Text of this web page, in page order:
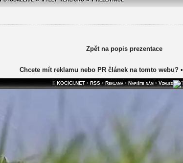
Zpět na popis prezentace
Chcete mít reklamu nebo PR článek na tomto webu?•
© KOCICI.NET• RSS• Reklama• Napište nám• Vzhled